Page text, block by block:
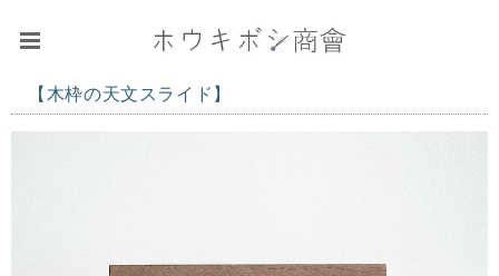
【木枠の天文スライド】